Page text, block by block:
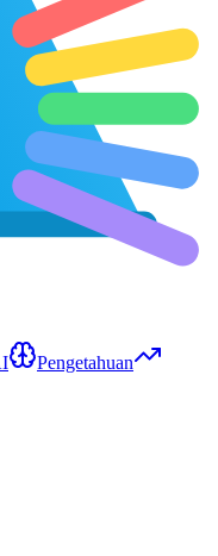
Pengetahuan